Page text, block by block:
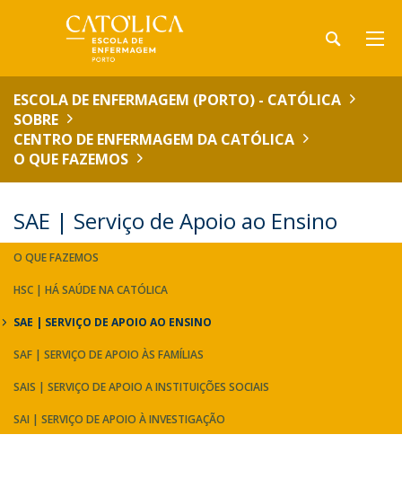
ESCOLA DE ENFERMAGEM (PORTO) - CATÓLICA
SOBRE
CENTRO DE ENFERMAGEM DA CATÓLICA
O QUE FAZEMOS
SAE | Serviço de Apoio ao Ensino
O QUE FAZEMOS
HSC | HÁ SAÚDE NA CATÓLICA
SAE | SERVIÇO DE APOIO AO ENSINO
SAF | SERVIÇO DE APOIO ÀS FAMÍLIAS
SAIS | SERVIÇO DE APOIO A INSTITUIÇÕES SOCIAIS
SAI | SERVIÇO DE APOIO À INVESTIGAÇÃO